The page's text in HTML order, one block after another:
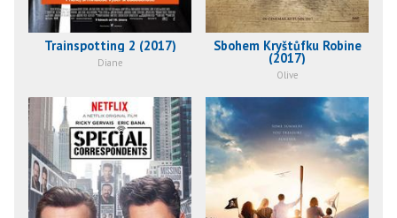
Trainspotting 2 (2017)
Diane
Sbohem Kryštůfku Robine
(2017)
Olive